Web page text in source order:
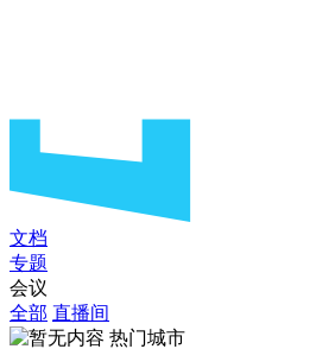
文档
专题
会议
全部 直播间
热门城市